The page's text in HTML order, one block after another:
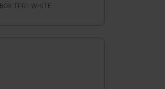
BOX TPR1 WHITE